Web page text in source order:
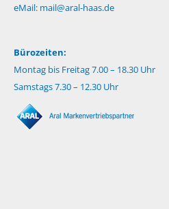
eMail: mail@aral-haas.de
Bürozeiten:
Montag bis Freitag 7.00 – 18.30 Uhr
Samstags 7.30 – 12.30 Uhr